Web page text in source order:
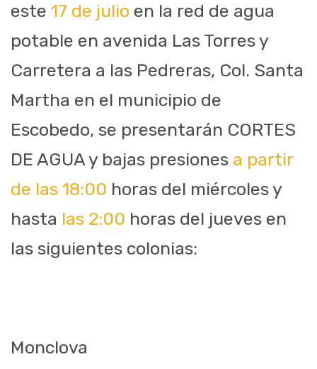
este 17 de julio en la red de agua
potable en avenida Las Torres y
Carretera a las Pedreras, Col. Santa
Martha en el municipio de
Escobedo, se presentarán CORTES
DE AGUA y bajas presiones a partir
de las 18:00 horas del miércoles y
hasta las 2:00 horas del jueves en
las siguientes colonias:
Monclova